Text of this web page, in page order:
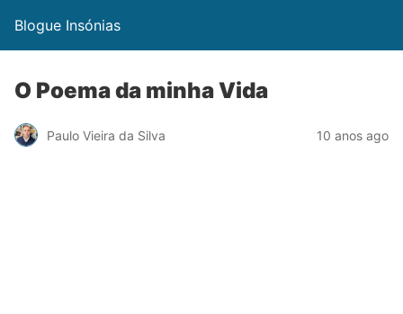
Blogue Insónias
O Poema da minha Vida
Paulo Vieira da Silva 10 anos ago